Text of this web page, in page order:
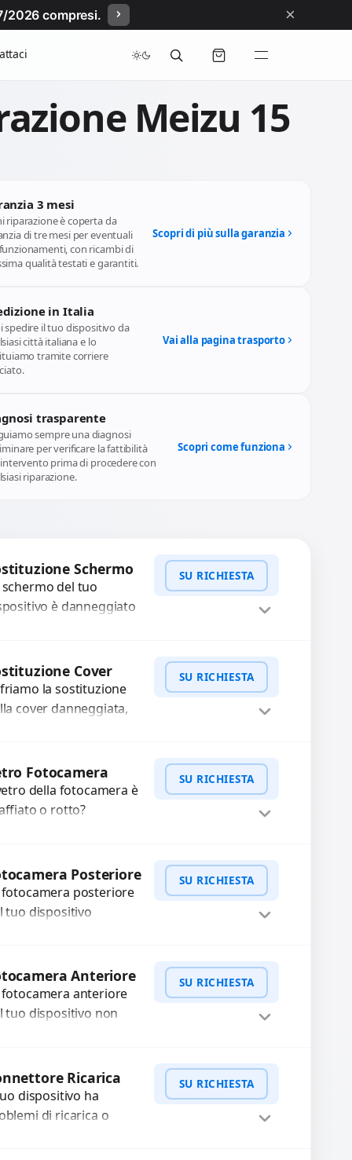
2026 compresi. ×
Meizu 15
3 mesi
riparazione è coperta da
di tre mesi per eventuali
con ricambi di
qualità testati e garantiti.
Scopri di più sulla garanzia
in Italia
spedire il tuo dispositivo da
città italiana e lo
tramite corriere
Vai alla pagina trasporto
trasparente
sempre una diagnosi
per verificare la fattibilità
prima di procedere con
riparazione.
Scopri come funziona
Schermo
schermo del tuo
è danneggiato
morti? Sostituiamo
completi...
SU RICHIESTA
WhatsApp
Cover
la sostituzione
cover danneggiata,
Ripristiniamo
estetico e...
SU RICHIESTA
WhatsApp
Fotocamera
della fotocamera è
o rotto?
per 3 mesi....
SU RICHIESTA
WhatsApp
Posteriore
fotocamera posteriore
tuo dispositivo
come immagini
messa a fuoco
funzionante,...
SU RICHIESTA
WhatsApp
Anteriore
fotocamera anteriore
tuo dispositivo non
con problemi
immagini sfocate,
a...
SU RICHIESTA
WhatsApp
Ricarica
dispositivo ha
di ricarica o
SU RICHIESTA